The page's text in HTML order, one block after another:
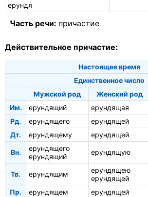
ерундя
Часть речи: причастие
Действительное причастие:
Настоящее время
Единственное число
Мужской род
Женский род
Им.
ерундящий ерундящая
Рд.
ерундящего ерундящей
Дт.
ерундящему ерундящей
Вн.
ерундящего
ерундящий
ерундящую
Тв. ерундящим
ерундящею
ерундящей
Пр. ерундящем ерундящей